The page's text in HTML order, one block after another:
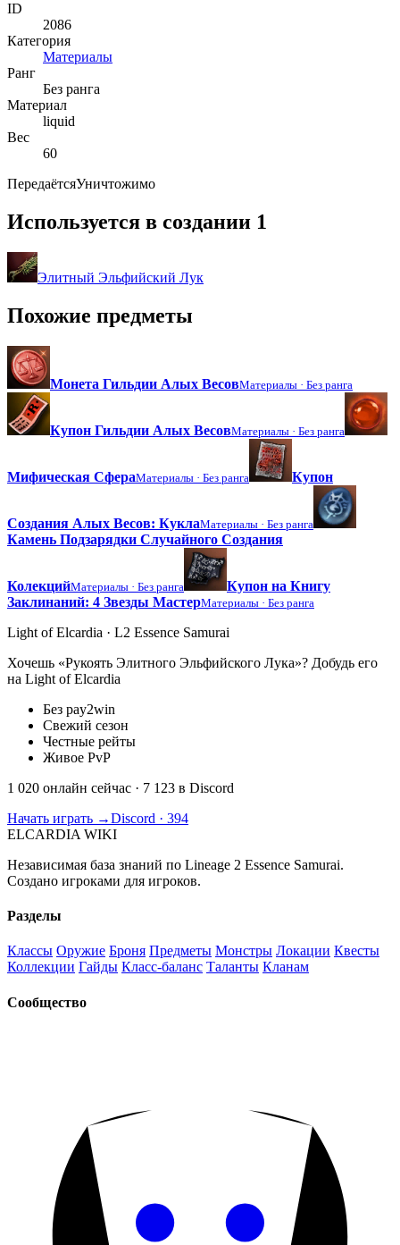
ID
2086
Категория
Материалы
Ранг
Без ранга
Материал
liquid
Вес
60
ПередаётсяУничтожимо
Используется в создании 1
Элитный Эльфийский Лук
Похожие предметы
Монета Гильдии Алых ВесовМатериалы · Без ранга
Купон Гильдии Алых ВесовМатериалы · Без ранга
Мифическая СфераМатериалы · Без ранга Купон
Создания Алых Весов: КуклаМатериалы · Без ранга
Камень Подзарядки Случайного Создания
КолекцийМатериалы · Без ранга
Купон на Книгу
Заклинаний: 4 Звезды МастерМатериалы · Без ранга
Light of Elcardia · L2 Essence Samurai
Хочешь «Рукоять Элитного Эльфийского Лука»? Добудь его
на Light of Elcardia
Без pay2win
Свежий сезон
Честные рейты
Живое PvP
1 020 онлайн сейчас · 7 123 в Discord
Начать играть →Discord · 394
ELCARDIA WIKI
Независимая база знаний по Lineage 2 Essence Samurai.
Создано игроками для игроков.
Разделы
Классы Оружие Броня Предметы Монстры Локации Квесты
Коллекции Гайды Класс-баланс Таланты Кланам
Сообщество